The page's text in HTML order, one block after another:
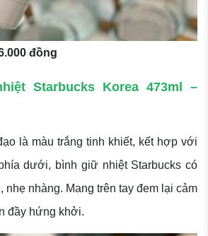
đồng
Starbucks Korea 473ml –
là màu trắng tinh khiết, kết hợp với
dưới, bình giữ nhiệt Starbucks có
nhẹ nhàng. Mang trên tay đem lại cảm
đầy hứng khởi.